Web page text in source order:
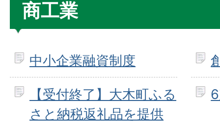
商工業
中小企業融資制度
【受付終了】大木町ふる
さと納税返礼品を提供